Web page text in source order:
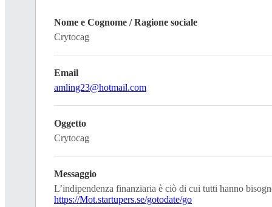
Nome e Cognome / Ragione sociale
Crytocag
Email
amling23@hotmail.com
Oggetto
Crytocag
Messaggio
L’indipendenza finanziaria è ciò di cui tutti hanno
https://Mot.startupers.se/gotodate/go